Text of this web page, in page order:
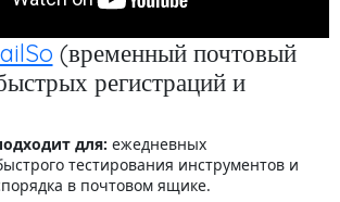
(временный почтовый
регистраций и
для: ежедневных
тестирования инструментов и
в почтовом ящике.